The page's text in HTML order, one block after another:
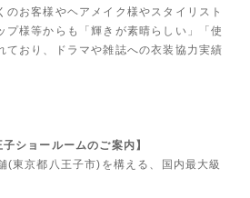
のお客様やヘアメイク様やスタイリスト
プ様等からも「輝きが素晴らしい」「使
ており、ドラマや雑誌への衣装協力実績
ショールームのご案内】
東京都八王子市)を構える、国内最大級